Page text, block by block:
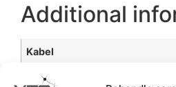
Additional
Kabel